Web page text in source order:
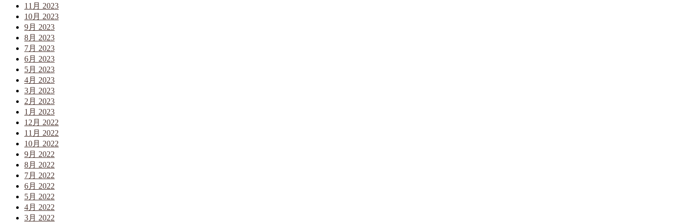
11月 2023
10月 2023
9月 2023
8月 2023
7月 2023
6月 2023
5月 2023
4月 2023
3月 2023
2月 2023
1月 2023
12月 2022
11月 2022
10月 2022
9月 2022
8月 2022
7月 2022
6月 2022
5月 2022
4月 2022
3月 2022